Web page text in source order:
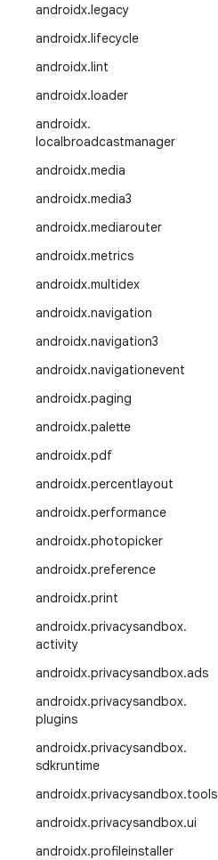
androidx.legacy
androidx.lifecycle
androidx.lint
androidx.loader
androidx.
localbroadcastmanager
androidx.media
androidx.media3
androidx.mediarouter
androidx.metrics
androidx.multidex
androidx.navigation
androidx.navigation3
androidx.navigationevent
androidx.paging
androidx.palette
androidx.pdf
androidx.percentlayout
androidx.performance
androidx.photopicker
androidx.preference
androidx.print
androidx.privacysandbox.
activity
androidx.privacysandbox.ads
androidx.privacysandbox.
plugins
androidx.privacysandbox.
sdkruntime
androidx.privacysandbox.tools
androidx.privacysandbox.ui
androidx.profileinstaller